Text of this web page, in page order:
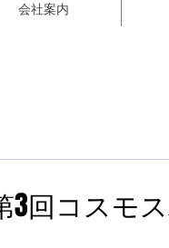
会社案内
3回コスモ